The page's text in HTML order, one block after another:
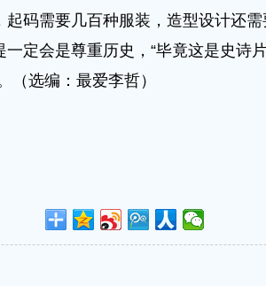
起码需要几百种服装，造型设计还
定会是尊重历史，“毕竟这是史诗
（选编：最爱李哲）